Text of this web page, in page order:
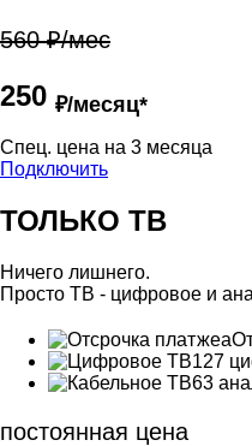
560 ₽/мес
250 ₽/месяц*
Cпец. цена на 3 месяца
Подключить
ТОЛЬКО ТВ
Ничего лишнего.
Просто ТВ - цифровое и
127
63
постоянная цена